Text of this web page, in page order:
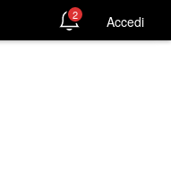
2 Accedi